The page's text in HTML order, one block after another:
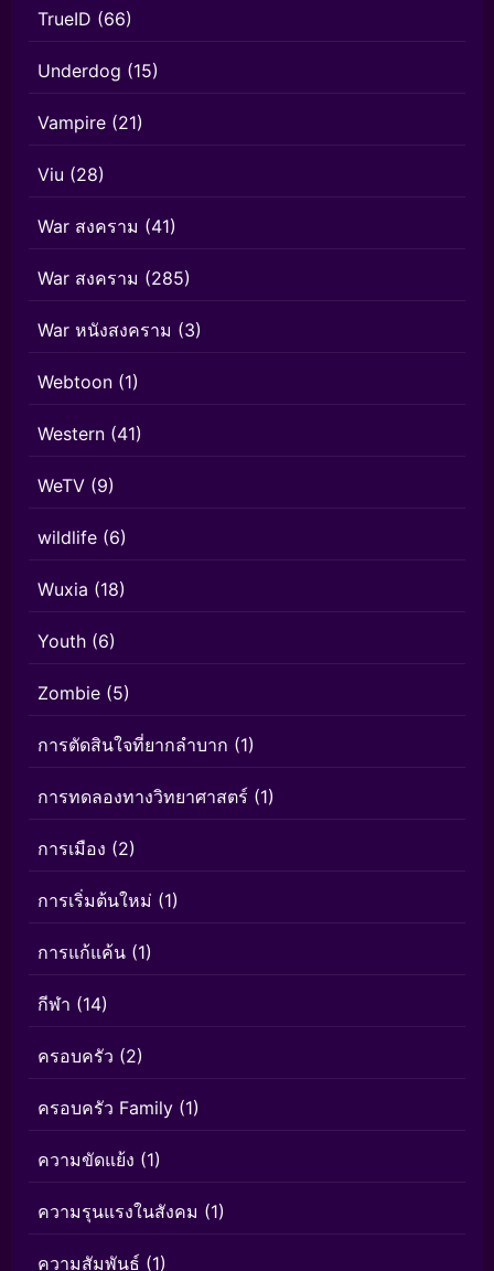
TrueID (66)
Underdog (15)
Vampire (21)
Viu (28)
War สงคราม (41)
War สงคราม (285)
War หนังสงคราม (3)
Webtoon (1)
Western (41)
WeTV (9)
wildlife (6)
Wuxia (18)
Youth (6)
Zombie (5)
การตัดสินใจที่ยากลำบาก (1)
การทดลองทางวิทยาศาสตร์ (1)
การเมือง (2)
การเริ่มต้นใหม่ (1)
การแก้แค้น (1)
กีฬา (14)
ครอบครัว (2)
ครอบครัว Family (1)
ความขัดแย้ง (1)
ความรุนแรงในสังคม (1)
ความสัมพันธ์ (1)